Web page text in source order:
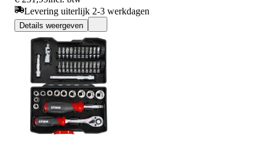
Levering uiterlijk 2-3 werkdagen
Details weergeven